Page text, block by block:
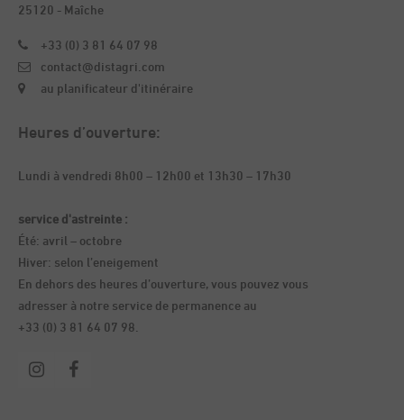
25120 - Maîche
+33 (0) 3 81 64 07 98
contact@distagri.com
au planificateur d'itinéraire
Heures d’ouverture:
Lundi à vendredi 8h00 – 12h00 et 13h30 – 17h30
service d'astreinte :
Été: avril – octobre
Hiver: selon l’eneigement
En dehors des heures d’ouverture, vous pouvez vous
adresser à notre service de permanence au
+33 (0) 3 81 64 07 98.